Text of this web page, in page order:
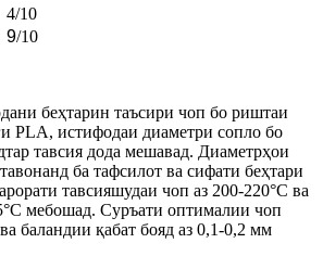
4/10
9/10
беҳтарин таъсири чоп бо риштаи
PLA, истифодаи диаметри сопло бо
тавсия дода мешавад. Диаметрҳои
ба тафсилот ва сифати беҳтари
тавсияшудаи чоп аз 200-220°C ва
мебошад. Суръати оптималии чоп
баландии қабат бояд аз 0,1-0,2 мм